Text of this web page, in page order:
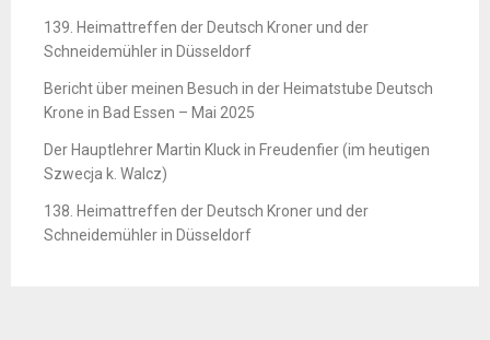
139. Heimattreffen der Deutsch Kroner und der
Schneidemühler in Düsseldorf
Bericht über meinen Besuch in der Heimatstube Deutsch
Krone in Bad Essen – Mai 2025
Der Hauptlehrer Martin Kluck in Freudenfier (im heutigen
Szwecja k. Walcz)
138. Heimattreffen der Deutsch Kroner und der
Schneidemühler in Düsseldorf